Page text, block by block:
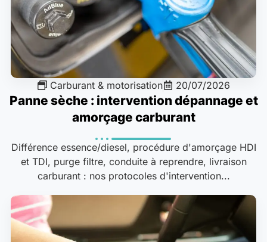
Carburant & motorisation 20/07/2026
Panne sèche : intervention dépannage et
amorçage carburant
Différence essence/diesel, procédure d'amorçage HDI
et TDI, purge filtre, conduite à reprendre, livraison
carburant : nos protocoles d'intervention...